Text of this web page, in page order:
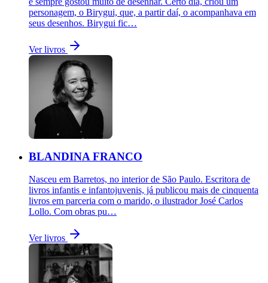
personagem, o Birygui, que, a partir daí, o acompanhava em
seus desenhos. Birygui fic…
Ver livros
BLANDINA FRANCO
Nasceu em Barretos, no interior de São Paulo. Escritora de
livros infantis e infantojuvenis, já publicou mais de cinquenta
livros em parceria com o marido, o ilustrador José Carlos
Lollo. Com obras pu…
Ver livros